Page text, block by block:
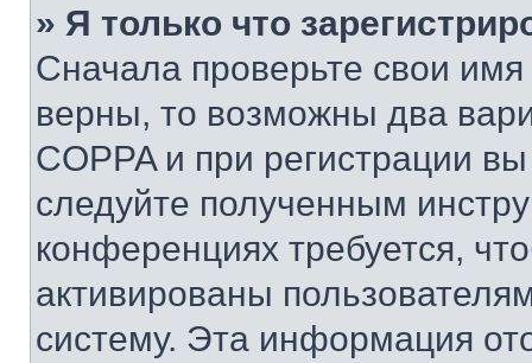
» Я только что
Сначала проверьте свои
верны, то возможны два
COPPA и при регистрации
следуйте полученным
конференциях требуется,
активированы
систему. Эта информация